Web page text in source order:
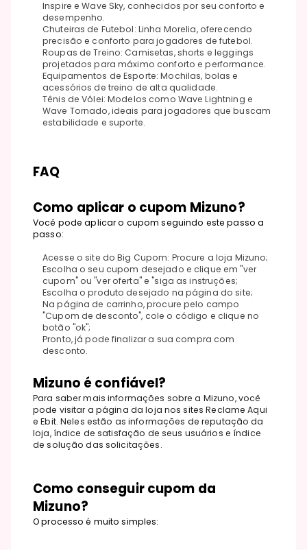
Inspire e Wave Sky, conhecidos por seu conforto e
desempenho.
Chuteiras de Futebol: Linha Morelia, oferecendo
precisão e conforto para jogadores de futebol.
Roupas de Treino: Camisetas, shorts e leggings
projetados para máximo conforto e performance.
Equipamentos de Esporte: Mochilas, bolas e
acessórios de treino de alta qualidade.
Tênis de Vôlei: Modelos como Wave Lightning e
Wave Tornado, ideais para jogadores que buscam
estabilidade e suporte.
FAQ
Como aplicar o cupom Mizuno?
Você pode aplicar o cupom seguindo este passo a
passo:
Acesse o site do Big Cupom: Procure a loja Mizuno;
Escolha o seu cupom desejado e clique em "ver
cupom" ou "ver oferta" e "siga as instruções;
Escolha o produto desejado na página do site;
Na página de carrinho, procure pelo campo
"Cupom de desconto", cole o código e clique no
botão "ok";
Pronto, já pode finalizar a sua compra com
desconto.
Mizuno é confiável?
Para saber mais informações sobre a Mizuno, você
pode visitar a página da loja nos sites Reclame Aqui
e Ebit. Neles estão as informações de reputação da
loja, índice de satisfação de seus usuários e índice
de solução das solicitações.
Como conseguir cupom da
Mizuno?
O processo é muito simples: